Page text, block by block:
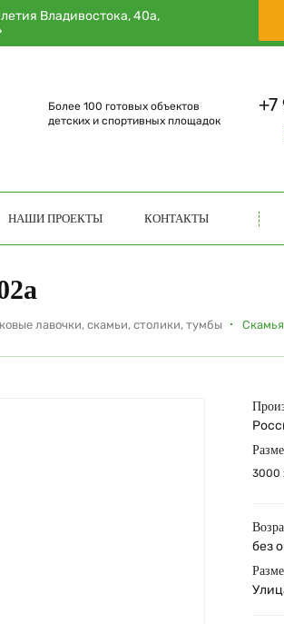
Владивостока, 40а,
Более 100 готовых объектов
детских и спортивных площадок
НАШИ ПРОЕКТЫ КОНТАКТЫ
лавочки, скамьи, столики, тумбы
3000
без